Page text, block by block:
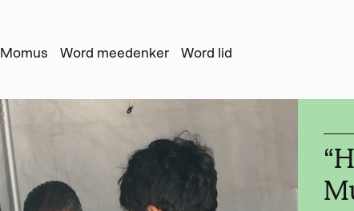
Momus Word meedenker Word lid